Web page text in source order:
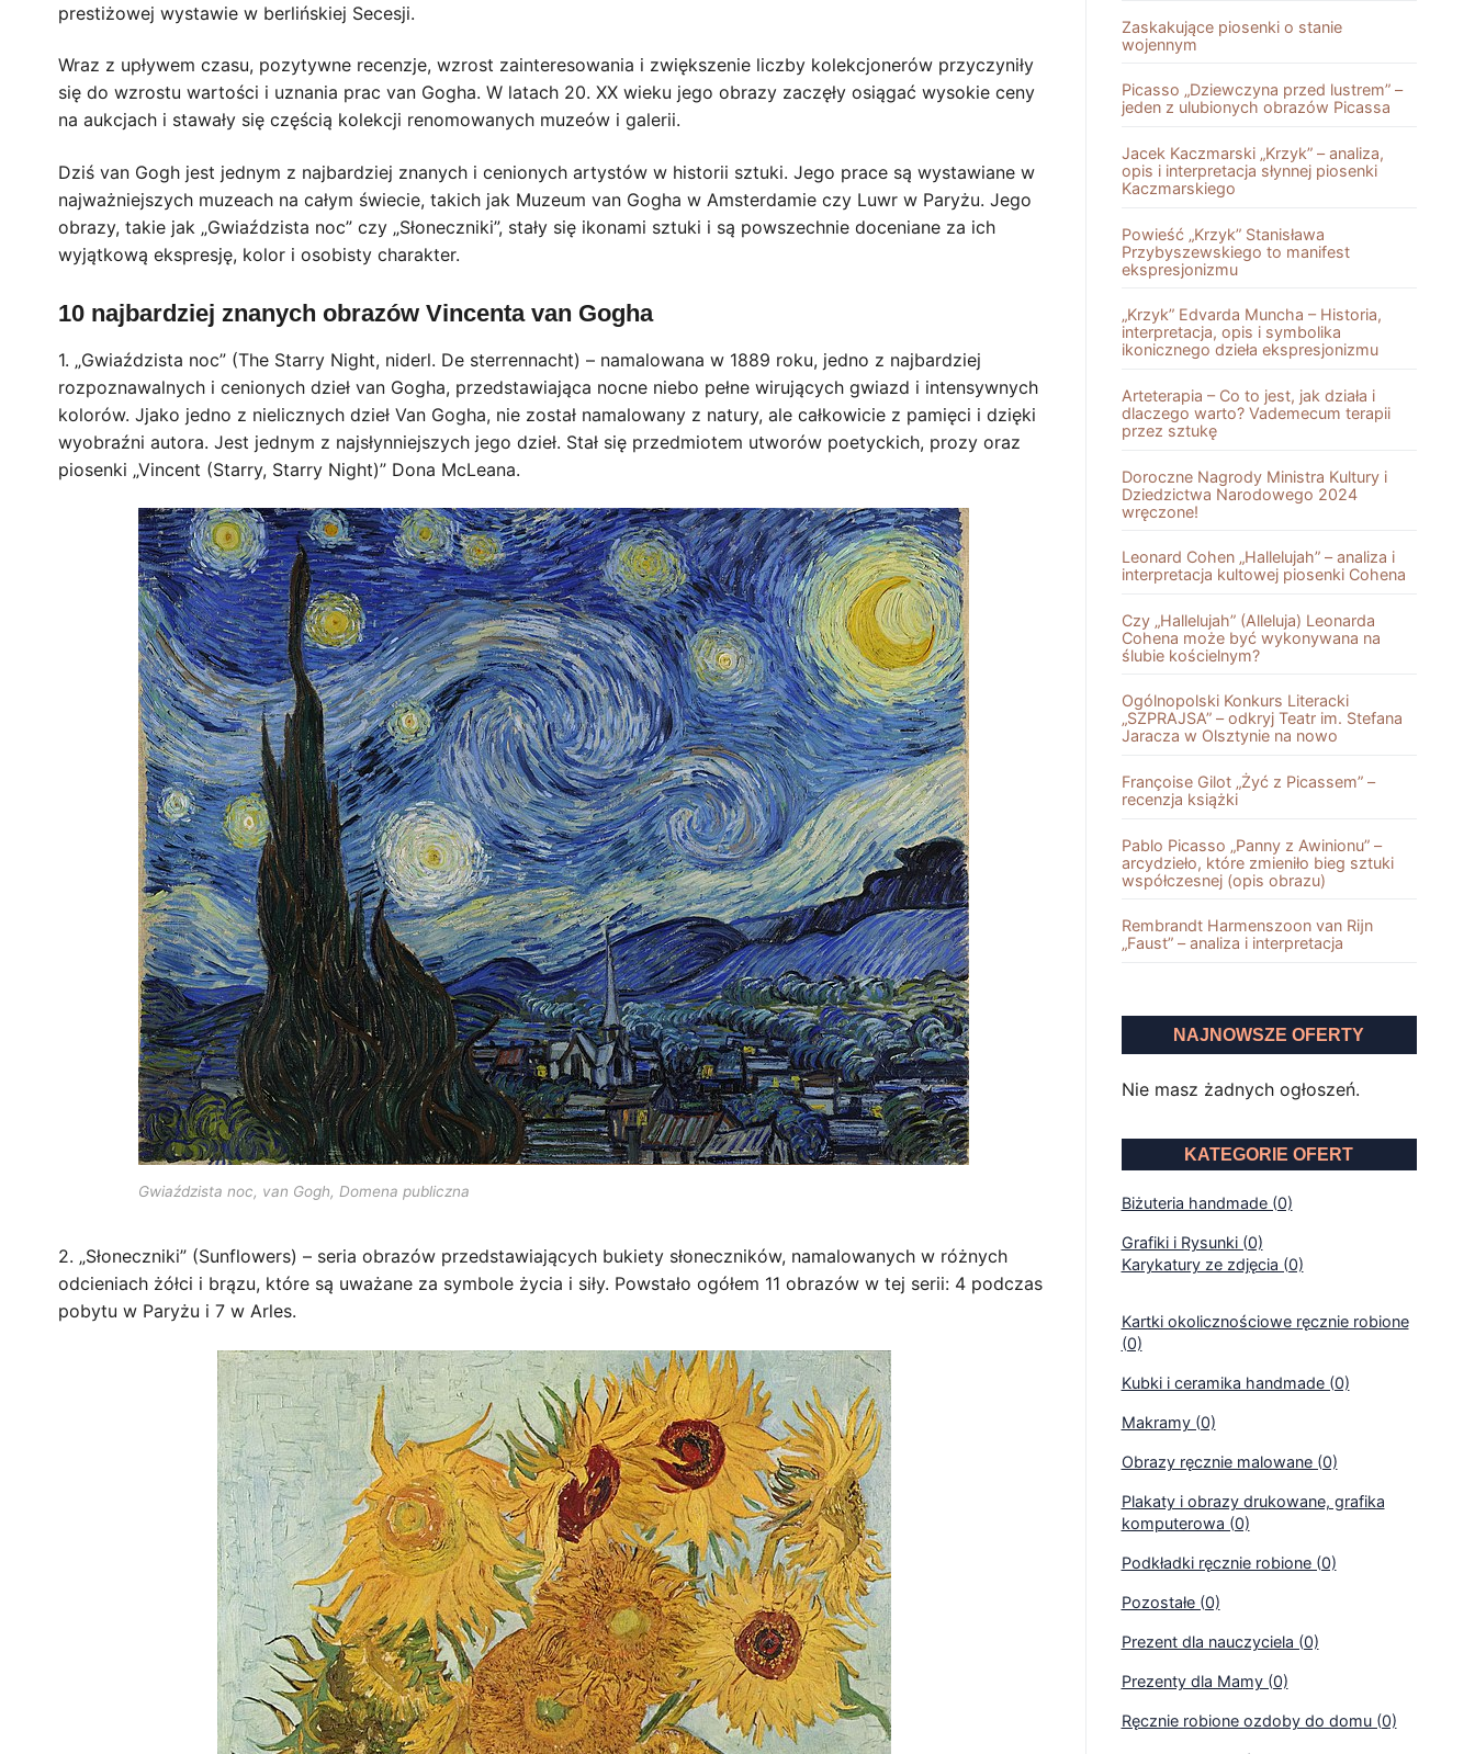
prestiżowej wystawie w berlińskiej Secesji.
Wraz z upływem czasu, pozytywne recenzje, wzrost zainteresowania i zwiększenie liczby kolekcjonerów przyczyniły
się do wzrostu wartości i uznania prac van Gogha. W latach 20. XX wieku jego obrazy zaczęły osiągać wysokie ceny
na aukcjach i stawały się częścią kolekcji renomowanych muzeów i galerii.
Dziś van Gogh jest jednym z najbardziej znanych i cenionych artystów w historii sztuki. Jego prace są wystawiane w
najważniejszych muzeach na całym świecie, takich jak Muzeum van Gogha w Amsterdamie czy Luwr w Paryżu. Jego
obrazy, takie jak „Gwiaździsta noc” czy „Słoneczniki”, stały się ikonami sztuki i są powszechnie doceniane za ich
wyjątkową ekspresję, kolor i osobisty charakter.
10 najbardziej znanych obrazów Vincenta van Gogha
1. „Gwiaździsta noc” (The Starry Night, niderl. De sterrennacht) – namalowana w 1889 roku, jedno z najbardziej
rozpoznawalnych i cenionych dzieł van Gogha, przedstawiająca nocne niebo pełne wirujących gwiazd i intensywnych
kolorów. Jjako jedno z nielicznych dzieł Van Gogha, nie został namalowany z natury, ale całkowicie z pamięci i dzięki
wyobraźni autora. Jest jednym z najsłynniejszych jego dzieł. Stał się przedmiotem utworów poetyckich, prozy oraz
piosenki „Vincent (Starry, Starry Night)” Dona McLeana.
Gwiaździsta noc, van Gogh, Domena publiczna
2. „Słoneczniki” (Sunflowers) – seria obrazów przedstawiających bukiety słoneczników, namalowanych w różnych
odcieniach żółci i brązu, które są uważane za symbole życia i siły. Powstało ogółem 11 obrazów w tej serii: 4 podczas
pobytu w Paryżu i 7 w Arles.
Zaskakujące piosenki o stanie
wojennym
Picasso „Dziewczyna przed lustrem” –
jeden z ulubionych obrazów Picassa
Jacek Kaczmarski „Krzyk” – analiza,
opis i interpretacja słynnej piosenki
Kaczmarskiego
Powieść „Krzyk” Stanisława
Przybyszewskiego to manifest
ekspresjonizmu
„Krzyk” Edvarda Muncha – Historia,
interpretacja, opis i symbolika
ikonicznego dzieła ekspresjonizmu
Arteterapia – Co to jest, jak działa i
dlaczego warto? Vademecum terapii
przez sztukę
Doroczne Nagrody Ministra Kultury i
Dziedzictwa Narodowego 2024
wręczone!
Leonard Cohen „Hallelujah” – analiza i
interpretacja kultowej piosenki Cohena
Czy „Hallelujah” (Alleluja) Leonarda
Cohena może być wykonywana na
ślubie kościelnym?
Ogólnopolski Konkurs Literacki
„SZPRAJSA” – odkryj Teatr im. Stefana
Jaracza w Olsztynie na nowo
Françoise Gilot „Żyć z Picassem” –
recenzja książki
Pablo Picasso „Panny z Awinionu” –
arcydzieło, które zmieniło bieg sztuki
współczesnej (opis obrazu)
Rembrandt Harmenszoon van Rĳn
„Faust” – analiza i interpretacja
NAJNOWSZE OFERTY
Nie masz żadnych ogłoszeń.
KATEGORIE OFERT
Biżuteria handmade (0)
Grafiki i Rysunki (0)
Karykatury ze zdjęcia (0)
Kartki okolicznościowe ręcznie robione
(0)
Kubki i ceramika handmade (0)
Makramy (0)
Obrazy ręcznie malowane (0)
Plakaty i obrazy drukowane, grafika
komputerowa (0)
Podkładki ręcznie robione (0)
Pozostałe (0)
Prezent dla nauczyciela (0)
Prezenty dla Mamy (0)
Ręcznie robione ozdoby do domu (0)